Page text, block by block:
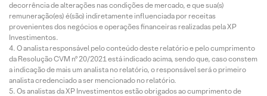
decorrência de alterações nas condições de mercado, e que sua(s)
remuneração(es) é(são) indiretamente influenciada por receitas
provenientes dos negócios e operações financeiras realizadas pela XP
Investimentos.
O analista responsável pelo conteúdo deste relatório e pelo cumprimento
da Resolução CVM nº 20/2021 está indicado acima, sendo que, caso constem
a indicação de mais um analista no relatório, o responsável será o primeiro
analista credenciado a ser mencionado no relatório.
Os analistas da XP Investimentos estão obrigados ao cumprimento de